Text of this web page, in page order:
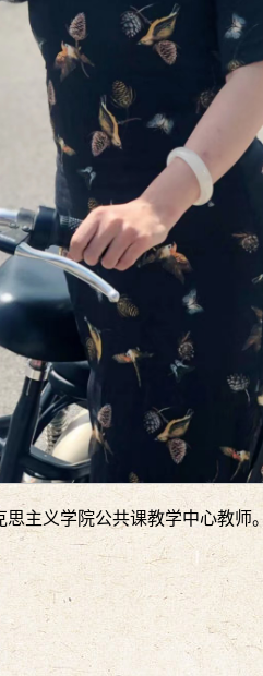
主义学院公共课教学中心教师。